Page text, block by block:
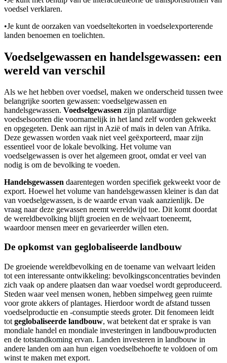
voedsel verklaren.
•Je kunt de oorzaken van voedseltekorten in voedselexporterende
landen benoemen en toelichten.
Voedselgewassen en handelsgewassen: een
wereld van verschil
Als we het hebben over voedsel, maken we onderscheid tussen twee
belangrijke soorten gewassen: voedselgewassen en
handelsgewassen. Voedselgewassen zijn plantaardige
voedselsoorten die voornamelijk in het land zelf worden gekweekt
en opgegeten. Denk aan rijst in Azië of maïs in delen van Afrika.
Deze gewassen worden vaak niet veel geëxporteerd, maar zijn
essentieel voor de lokale bevolking. Het volume van
voedselgewassen is over het algemeen groot, omdat er veel van
nodig is om de bevolking te voeden.
Handelsgewassen daarentegen worden specifiek gekweekt voor de
export. Hoewel het volume van handelsgewassen kleiner is dan dat
van voedselgewassen, is de waarde ervan vaak aanzienlijk. De
vraag naar deze gewassen neemt wereldwijd toe. Dit komt doordat
de wereldbevolking blijft groeien en de welvaart toeneemt,
waardoor mensen meer en gevarieerder willen eten.
De opkomst van geglobaliseerde landbouw
De groeiende wereldbevolking en de toename van welvaart leiden
tot een interessante ontwikkeling: bevolkingsconcentraties bevinden
zich vaak op andere plaatsen dan waar voedsel wordt geproduceerd.
Steden waar veel mensen wonen, hebben simpelweg geen ruimte
voor grote akkers of plantages. Hierdoor wordt de afstand tussen
voedselproductie en -consumptie steeds groter. Dit fenomeen leidt
tot geglobaliseerde landbouw, wat betekent dat er sprake is van
mondiale handel en mondiale investeringen in landbouwproducten
en de totstandkoming ervan. Landen investeren in landbouw in
andere landen om aan hun eigen voedselbehoefte te voldoen of om
winst te maken met export.